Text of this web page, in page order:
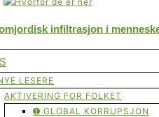
infiltrasjon i
LESERE
AKTIVERING FOR FOLKET
➊ GLOBAL KORRUPSJON